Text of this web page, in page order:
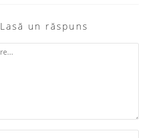
Lasă un răspuns